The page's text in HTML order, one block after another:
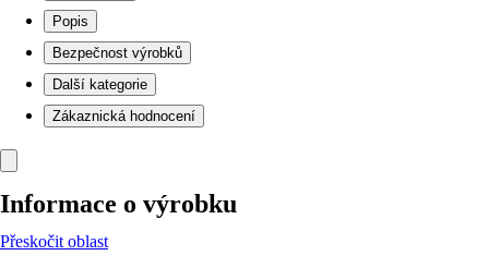
Popis
Bezpečnost výrobků
Další kategorie
Zákaznická hodnocení
Informace o výrobku
Přeskočit oblast